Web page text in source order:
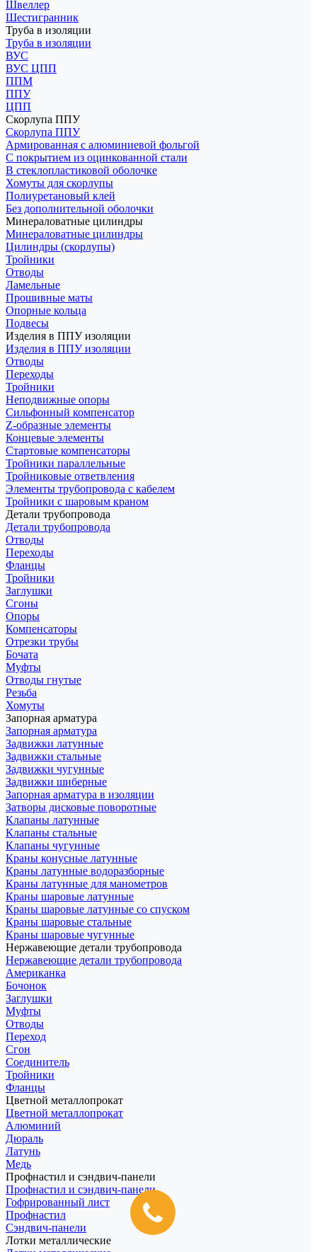
Швеллер
Шестигранник
Труба в изоляции
Труба в изоляции
ВУС
ВУС ЦПП
ППМ
ППУ
ЦПП
Скорлупа ППУ
Скорлупа ППУ
Армированная с алюминиевой фольгой
С покрытием из оцинкованной стали
В стеклопластиковой оболочке
Хомуты для скорлупы
Полиуретановый клей
Без дополнительной оболочки
Минераловатные цилиндры
Минераловатные цилиндры
Цилиндры (скорлупы)
Тройники
Отводы
Ламельные
Прошивные маты
Опорные кольца
Подвесы
Изделия в ППУ изоляции
Изделия в ППУ изоляции
Отводы
Переходы
Тройники
Неподвижные опоры
Cильфонный компенсатор
Z-образные элементы
Концевые элементы
Стартовые компенсаторы
Тройники параллельные
Тройниковые ответвления
Элементы трубопровода с кабелем
Тройники с шаровым краном
Детали трубопровода
Детали трубопровода
Отводы
Переходы
Фланцы
Тройники
Заглушки
Сгоны
Опоры
Компенсаторы
Отрезки трубы
Бочата
Муфты
Отводы гнутые
Резьба
Хомуты
Запорная арматура
Запорная арматура
Задвижки латунные
Задвижки стальные
Задвижки чугунные
Задвижки шиберные
Запорная арматура в изоляции
Затворы дисковые поворотные
Клапаны латунные
Клапаны стальные
Клапаны чугунные
Краны конусные латунные
Краны латунные водоразборные
Краны латунные для манометров
Краны шаровые латунные
Краны шаровые латунные со спуском
Краны шаровые стальные
Краны шаровые чугунные
Нержавеющие детали трубопровода
Нержавеющие детали трубопровода
Американка
Бочонок
Заглушки
Муфты
Отводы
Переход
Сгон
Соединитель
Тройники
Фланцы
Цветной металлопрокат
Цветной металлопрокат
Алюминий
Дюраль
Латунь
Медь
Профнастил и сэндвич-панели
Профнастил и сэндвич-панели
Гофрированный лист
Профнастил
Сэндвич-панели
Лотки металлические